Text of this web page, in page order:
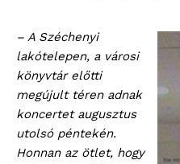
– A Széchenyi
lakótelepen, a városi
könyvtár előtti
megújult téren adnak
koncertet augusztus
utolsó péntekén.
Honnan az ötlet, hogy